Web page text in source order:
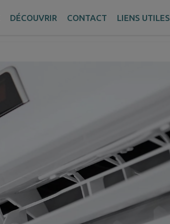
DÉCOUVRIR CONTACT LIENS UTILES